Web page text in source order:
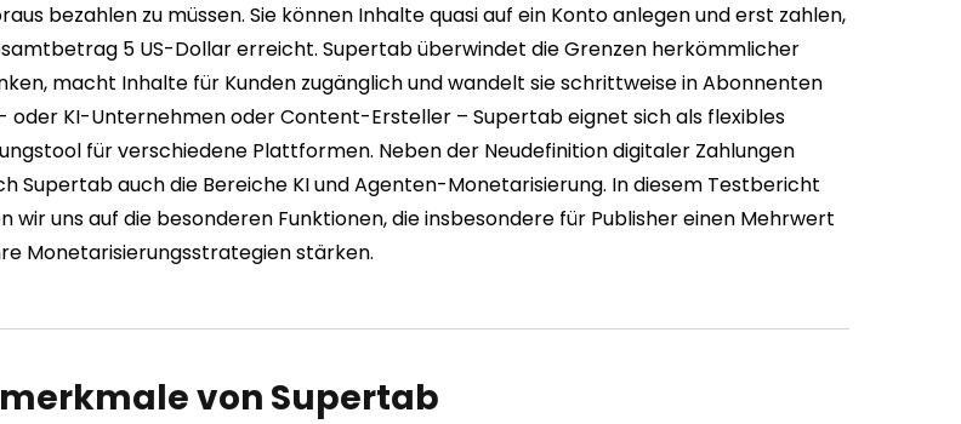
bezahlen zu müssen. Sie können Inhalte quasi auf ein Konto anlegen und erst zahlen,
5 US-Dollar erreicht. Supertab überwindet die Grenzen herkömmlicher
macht Inhalte für Kunden zugänglich und wandelt sie schrittweise in Abonnenten
oder KI-Unternehmen oder Content-Ersteller – Supertab eignet sich als flexibles
für verschiedene Plattformen. Neben der Neudefinition digitaler Zahlungen
Supertab auch die Bereiche KI und Agenten-Monetarisierung. In diesem Testbericht
wir uns auf die besonderen Funktionen, die insbesondere für Publisher einen Mehrwert
Monetarisierungsstrategien stärken.
von Supertab